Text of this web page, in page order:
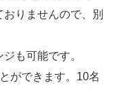
りませんので、別
も可能です。
ができます。10名